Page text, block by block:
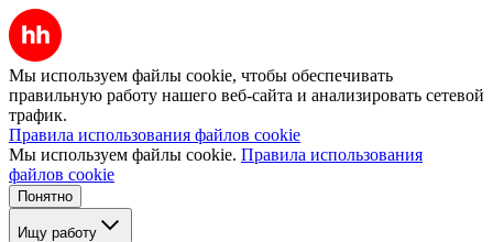
Мы используем файлы cookie, чтобы обеспечивать
правильную работу нашего веб-сайта и анализировать сетевой
трафик.
Правила использования файлов cookie
Мы используем файлы cookie. Правила использования
файлов cookie
Понятно
Ищу работу